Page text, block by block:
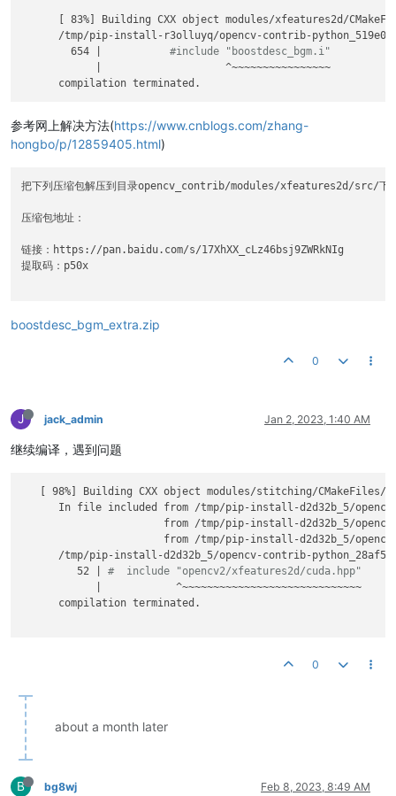
[ 83%] Building CXX object modules/xfeatures2d/
/tmp/pip-install-r3olluyq/opencv-contrib-
        654 |
#include "boostdesc_bgm.i"
            |                    ^~~~~~~~~~~~~~~~~
参考网上解决方法(https://www.cnblogs.com/zhang-
hongbo/p/12859405.html)
把下列压缩包解压到目录opencv_contrib/modules/xfeatures2d/src/下
压缩包地址：
链接：https://pan.baidu.com/s/17XhXX_cLz46bsj9ZWRkNIg
提取码：p50x
boostdesc_bgm_extra.zip
0
J jack_admin Jan 2, 2023, 1:40 AM
继续编译，遇到问题
[ 98%] Building CXX object modules/stitching/CMakeFiles/
In file included from /tmp/pip-install-d2d32b_5/
from /tmp/pip-install-d2d32b_5/
from /tmp/pip-install-d2d32b_5/
/tmp/pip-install-d2d32b_5/opencv-contrib-
         52 |
#  include "opencv2/xfeatures2d/cuda.hpp"
            |            ^~~~~~~~~~~~~~~~~~~~~~~~~~~~~~
      compilation terminated.
0
about a month later
B bg8wj Feb 8, 2023, 8:49 AM